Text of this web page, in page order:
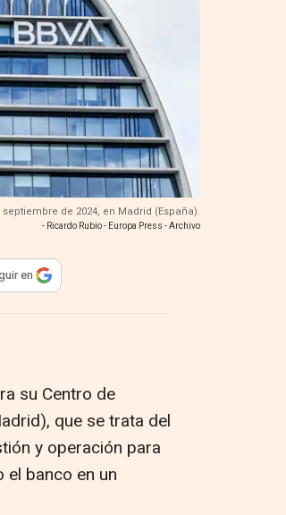
de 2024, en Madrid (España).
- Ricardo Rubio - Europa Press - Archivo
para compartir
en
su Centro de
que se trata del
y operación para
banco en un